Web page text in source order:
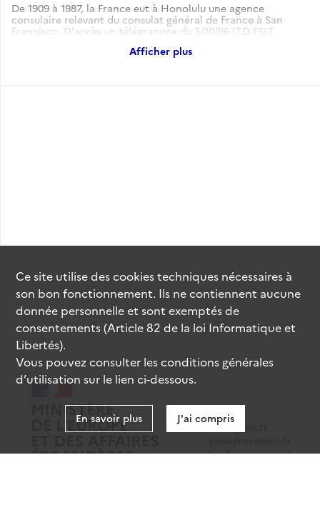
De 1909 à 1987, la France eut à Honolulu une agence
consulaire relevant du consulat général de France à San
Francisco. D'après un télégramme du 5/10/96 (TD FSLT
d'archives antérieures à 1987. Ces archives n'ont pas été
Afficher plus
data.gouv.fr
legifrance.gouv.fr
Ce site utilise descookiestechniques nécessaires à
son bon fonctionnement. Ils ne contiennent aucune
donnée personnelle et sont exemptés de
consentements (Article 82 de la loi Informatique et
Libertés).
Vous pouvez consulter les conditions générales
d’utilisation sur le lien ci-dessous.
En savoir plus J'ai compris